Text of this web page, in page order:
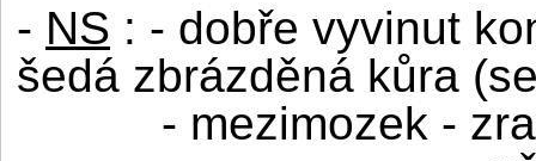
- NS : - dobře vyvinut
šedá zbrázděná kůra
- mezimozek -